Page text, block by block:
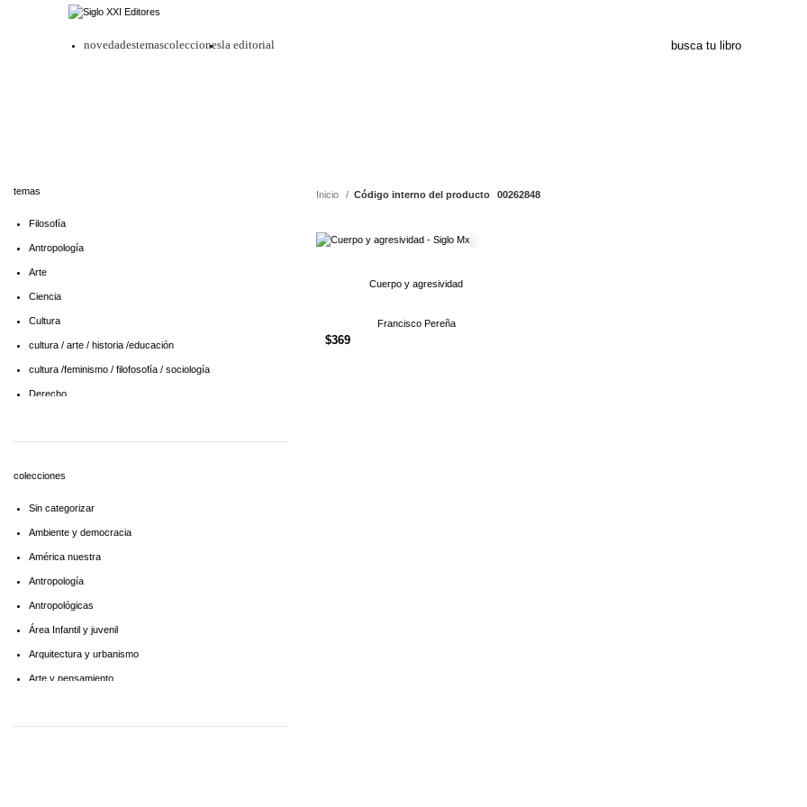
novedadestemascoleccionesla editorial
temas
Filosofía
Antropología
Arte
Ciencia
Cultura
cultura / arte / historia /educación
cultura /feminismo / filofosofía / sociología
Derecho
Educaciòn
Filosofía social
Historia
Lingüística
Literatura infantil
Medioambiente
Pensamiento crítico
Política
colecciones
Sin categorizar
Ambiente y democracia
América nuestra
Antropología
Antropológicas
Área Infantil y juvenil
Arquitectura y urbanismo
Arte y pensamiento
Biblioteca América Latina
Inicio Código interno del producto 00262848
Cuerpo y agresividad
Francisco Pereña
$369